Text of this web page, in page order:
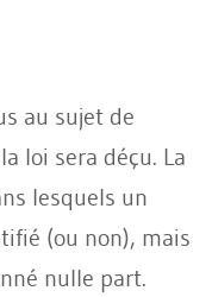
au sujet de
loi sera déçu. La
lesquels un
(ou non), mais
nulle part.